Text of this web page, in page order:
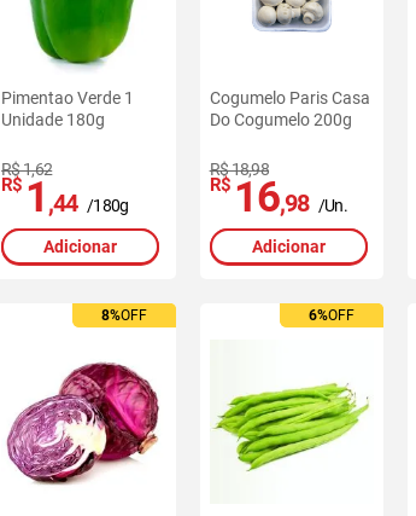
Pimentao Verde 1
Unidade 180g
R$ 1,62
R$ 1 ,44 /180g
Adicionar
Cogumelo Paris Casa
Do Cogumelo 200g
R$ 18,98
R$ 16,98 /Un.
Adicionar
8%OFF
8%OFF 6%OFF
6%OFF